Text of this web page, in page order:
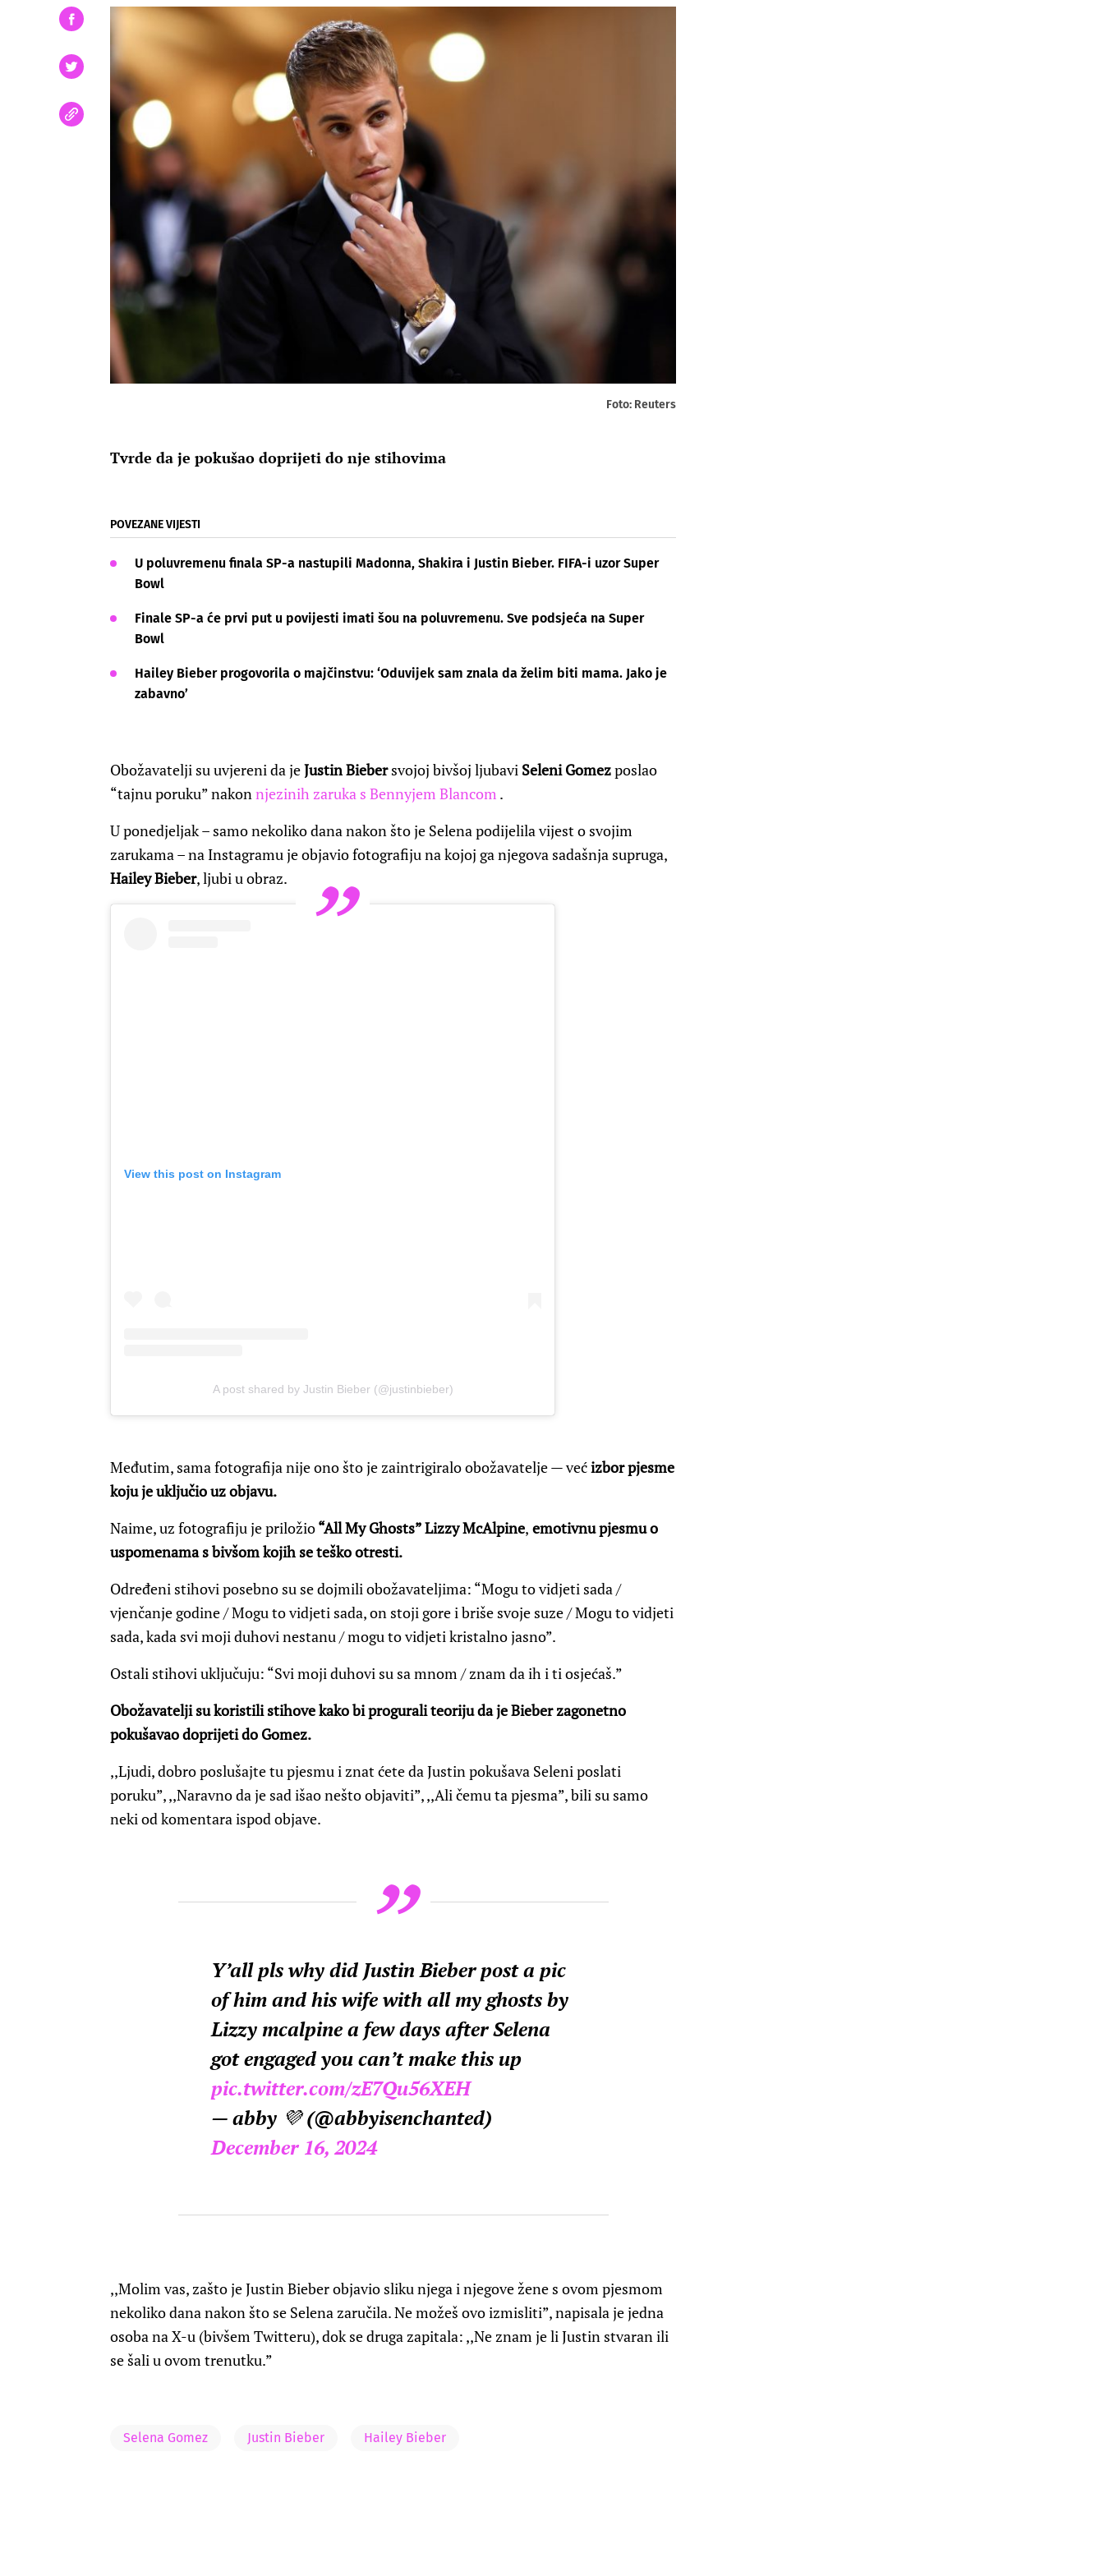
Foto: Reuters
Tvrde da je pokušao doprijeti do nje stihovima
POVEZANE VIJESTI
U poluvremenu finala SP-a nastupili Madonna, Shakira i Justin Bieber. FIFA-i uzor Super
Bowl
Finale SP-a će prvi put u povijesti imati šou na poluvremenu. Sve podsjeća na Super
Bowl
Hailey Bieber progovorila o majčinstvu: ‘Oduvijek sam znala da želim biti mama. Jako je
zabavno’
Obožavatelji su uvjereni da jeJustin Biebersvojoj bivšoj ljubavi Seleni Gomezposlao
“tajnu poruku” nakonnjezinih zaruka s Bennyjem Blancom .
U ponedjeljak – samo nekoliko dana nakon što je Selena podijelila vijest o svojim
zarukama – na Instagramu je objavio fotografiju na kojoj ga njegova sadašnja supruga,
Hailey Bieber, ljubi u obraz.
View this post on Instagram
A post shared by Justin Bieber (@justinbieber)
Međutim, sama fotografija nije ono što je zaintrigiralo obožavatelje — većizbor pjesme
koju je uključio uz objavu.
Naime, uz fotografiju je priložio“All My Ghosts” Lizzy McAlpine, emotivnu pjesmu o
uspomenama s bivšom kojih se teško otresti.
Određeni stihovi posebno su se dojmili obožavateljima: “Mogu to vidjeti sada /
vjenčanje godine / Mogu to vidjeti sada, on stoji gore i briše svoje suze / Mogu to vidjeti
sada, kada svi moji duhovi nestanu / mogu to vidjeti kristalno jasno”.
Ostali stihovi uključuju: “Svi moji duhovi su sa mnom / znam da ih i ti osjećaš.”
Obožavatelji su koristili stihove kako bi progurali teoriju da je Bieber zagonetno
pokušavao doprijeti do Gomez.
,,Ljudi, dobro poslušajte tu pjesmu i znat ćete da Justin pokušava Seleni poslati
poruku”, ,,Naravno da je sad išao nešto objaviti”, ,,Ali čemu ta pjesma”, bili su samo
neki od komentara ispod objave.
Y’all pls why did Justin Bieber post a pic
of him and his wife with all my ghosts by
Lizzy mcalpine a few days after Selena
got engaged you can’t make this up
pic.twitter.com/zE7Qu56XEH
— abby 💜 (@abbyisenchanted)
December 16, 2024
,,Molim vas, zašto je Justin Bieber objavio sliku njega i njegove žene s ovom pjesmom
nekoliko dana nakon što se Selena zaručila. Ne možeš ovo izmisliti”, napisala je jedna
osoba na X-u (bivšem Twitteru), dok se druga zapitala: ,,Ne znam je li Justin stvaran ili
se šali u ovom trenutku.”
Selena Gomez Justin Bieber Hailey Bieber